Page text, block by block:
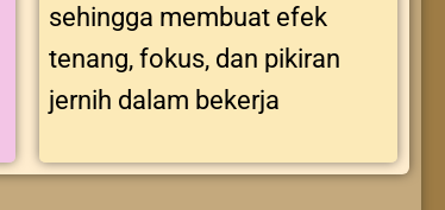
sehingga membuat efek
tenang, fokus, dan pikiran
jernih dalam bekerja